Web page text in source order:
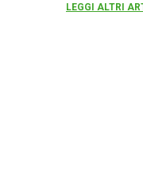
LEGGI ALTRI